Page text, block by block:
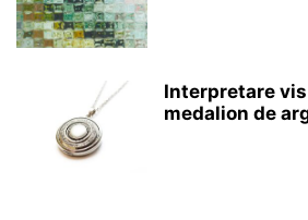
Interpretare
medalion de